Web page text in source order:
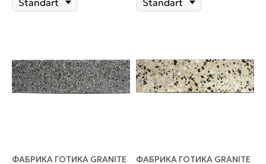
ФАБРИКА ГОТИКА GRANITE
ФАБРИКА ГОТИКА GRANITE